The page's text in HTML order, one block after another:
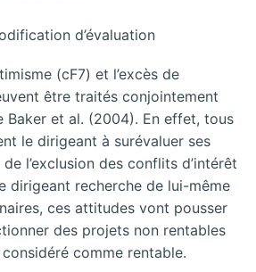
d’évaluation
(cF7) et l’excès de
être traités conjointement
Baker et al. (2004). En effet, tous
le dirigeant à surévaluer ses
l’exclusion des conflits d’intérêt
dirigeant recherche de lui-même
ces attitudes vont pousser
des projets non rentables
comme rentable.